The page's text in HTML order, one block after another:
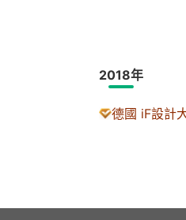
2018年
德國 iF設計